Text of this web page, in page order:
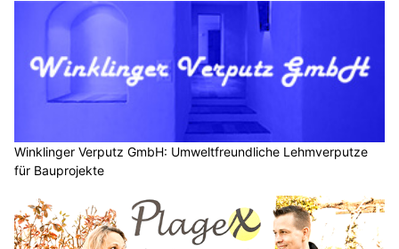
Winklinger Verputz GmbH: Umweltfreundliche Lehmverputze
für Bauprojekte